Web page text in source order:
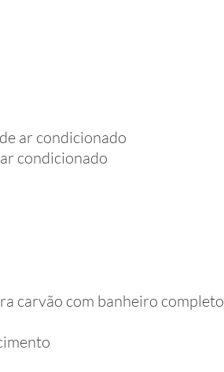
ar condicionado
condicionado
carvão com banheiro completo